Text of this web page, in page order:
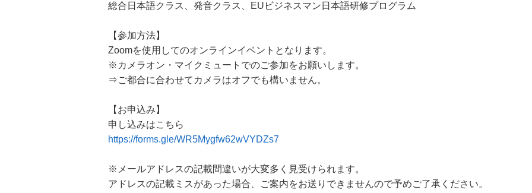
総合日本語クラス、発音クラス、EUビジネスマン日本語研修プログラム
【参加方法】
Zoomを使用してのオンラインイベントとなります。
※カメラオン・マイクミュートでのご参加をお願いします。
⇒ご都合に合わせてカメラはオフでも構いません。
【お申込み】
申し込みはこちら
https://forms.gle/WR5Mygfw62wVYDZs7
※メールアドレスの記載間違いが大変多く見受けられます。
アドレスの記載ミスがあった場合、ご案内をお送りできませんので予めご了承ください。